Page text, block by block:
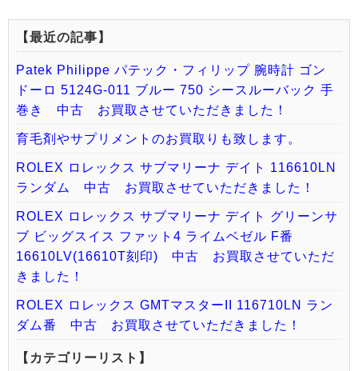
【最近の記事】
Patek Philippe パテック・フィリップ 腕時計 ゴン
ドーロ 5124G-011 ブルー 750 シースルーバック 手
巻き 中古 お買取させていただきました！
育毛剤やサプリメントのお買取りも致します。
ROLEX ロレックス サブマリーナ デイト 116610LN
ランダム 中古 お買取させていただきました！
ROLEX ロレックス サブマリーナ デイト グリーンサ
ブ ビッグスイス ファット4 ライムベゼル F番
16610LV(16610T刻印) 中古 お買取させていただ
きました！
ROLEX ロレックス GMTマスターII 116710LN ラン
ダム番 中古 お買取させていただきました！
【カテゴリーリスト】